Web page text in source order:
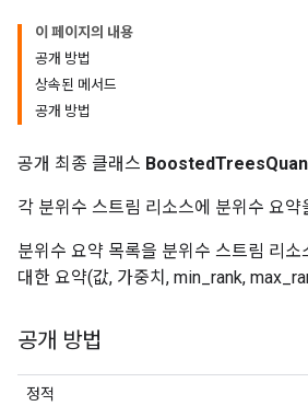
이 페이지의 내용
공개 방법
상속된 메서드
공개 방법
공개 최종 클래스
각 분위수 스트림 리소스에 분위수 요약
분위수 요약 목록을 분위수 스트림 리
대한 요약(값, 가중치, min_rank,
공개 방법
정적